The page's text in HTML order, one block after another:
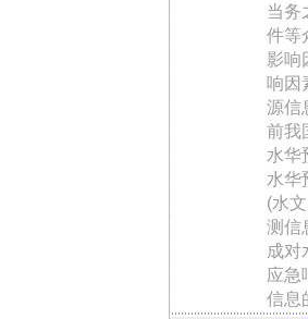
当务
件等
影响
响因
源信
前我
水华
水华
(水
测信
成对
应急
信息